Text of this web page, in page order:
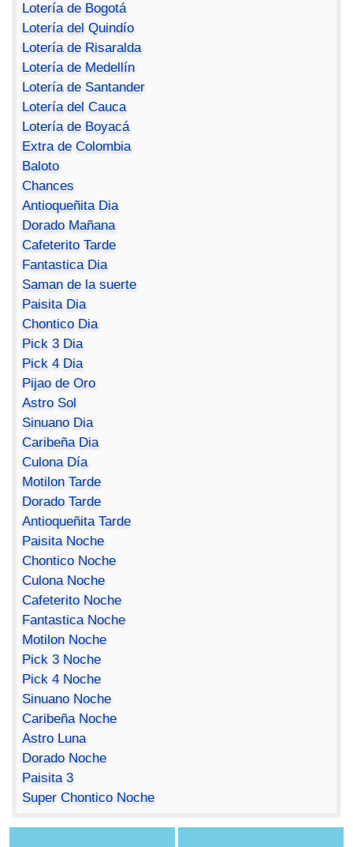
Lotería de Bogotá
Lotería del Quindío
Lotería de Risaralda
Lotería de Medellín
Lotería de Santander
Lotería del Cauca
Lotería de Boyacá
Extra de Colombia
Baloto
Chances
Antioqueñita Dia
Dorado Mañana
Cafeterito Tarde
Fantastica Dia
Saman de la suerte
Paisita Dia
Chontico Dia
Pick 3 Dia
Pick 4 Dia
Pijao de Oro
Astro Sol
Sinuano Dia
Caribeña Dia
Culona Día
Motilon Tarde
Dorado Tarde
Antioqueñita Tarde
Paisita Noche
Chontico Noche
Culona Noche
Cafeterito Noche
Fantastica Noche
Motilon Noche
Pick 3 Noche
Pick 4 Noche
Sinuano Noche
Caribeña Noche
Astro Luna
Dorado Noche
Paisita 3
Super Chontico Noche